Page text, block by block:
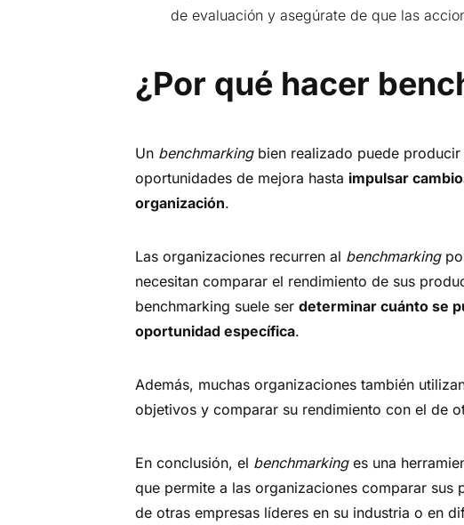
de evaluación y asegúrate de que las
¿Por qué hacer
Un benchmarking bien realizado puede
oportunidades de mejora hasta impulsar
organización.
Las organizaciones recurren al benchmarking
necesitan comparar el rendimiento de sus
benchmarking suele ser determinar cuánto se
oportunidad específica.
Además, muchas organizaciones también
objetivos y comparar su rendimiento con el de
En conclusión, el benchmarking es una
que permite a las organizaciones comparar
de otras empresas líderes en su industria o en